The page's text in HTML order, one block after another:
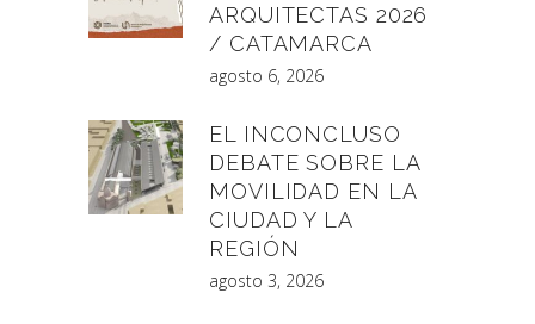
ARQUITECTAS 2026
/ CATAMARCA
agosto 6, 2026
EL INCONCLUSO
DEBATE SOBRE LA
MOVILIDAD EN LA
CIUDAD Y LA
REGIÓN
agosto 3, 2026